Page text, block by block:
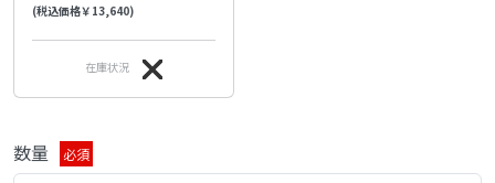
(税込価格￥13,640)
在庫状況
数量 必須